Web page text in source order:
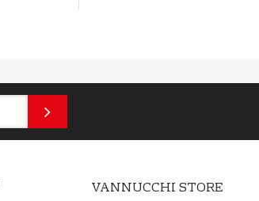
VANNUCCHI STORE